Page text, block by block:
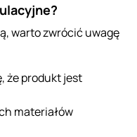
warto zwrócić uwagę
że produkt jest
materiałów